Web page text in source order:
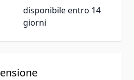
disponibile entro 14
giorni